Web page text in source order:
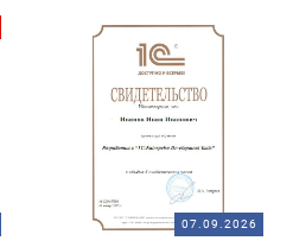
07.09.2026